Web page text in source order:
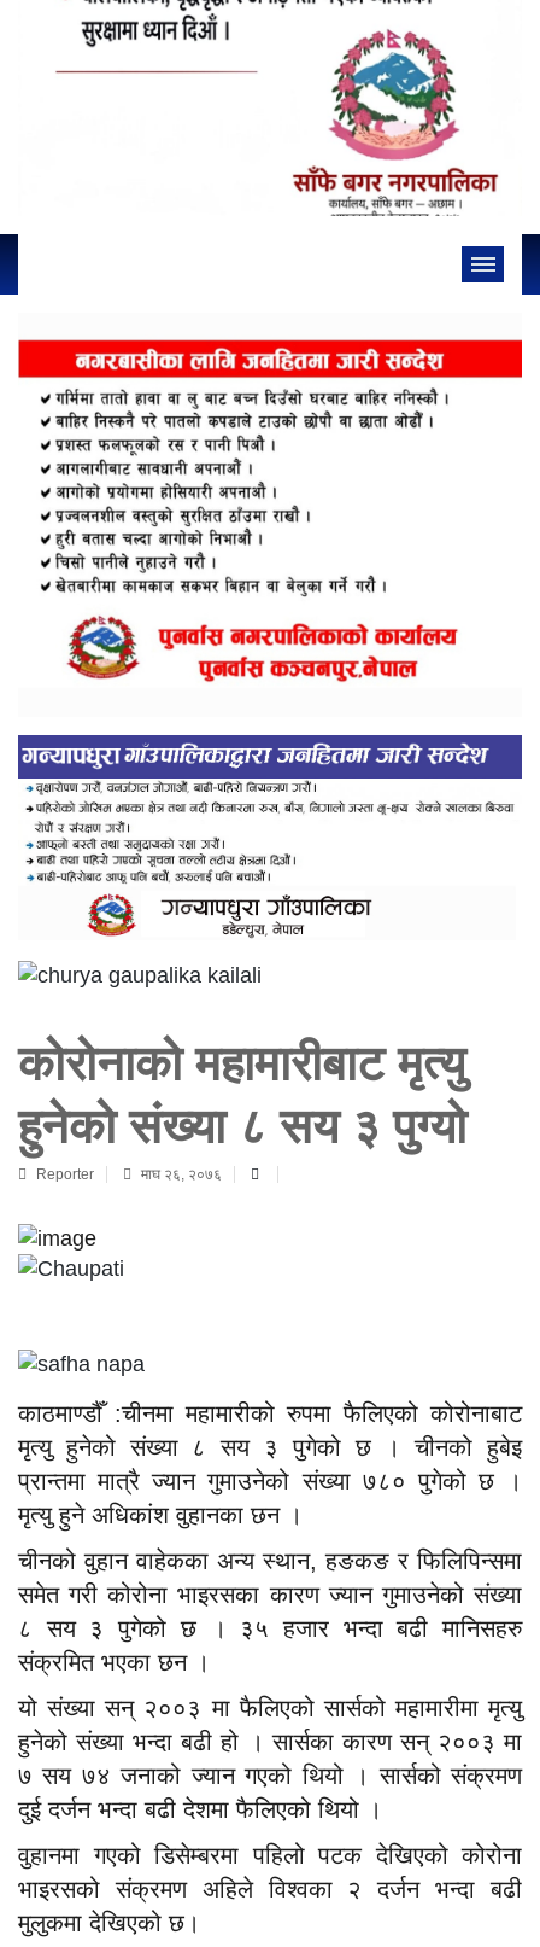
कोरोनाको महामारीबाट मृत्यु
हुनेको संख्या ८ सय ३ पुग्यो
Reporter माघ २६, २०७६
काठमाण्डौँ :चीनमा महामारीको रुपमा फैलिएको कोरोनाबाट
मृत्यु हुनेको संख्या ८ सय ३ पुगेको छ । चीनको हुबेइ
प्रान्तमा मात्रै ज्यान गुमाउनेको संख्या ७८० पुगेको छ ।
मृत्यु हुने अधिकांश वुहानका छन ।
चीनको वुहान वाहेकका अन्य स्थान, हङकङ र फिलिपिन्समा
समेत गरी कोरोना भाइरसका कारण ज्यान गुमाउनेको संख्या
८ सय ३ पुगेको छ । ३५ हजार भन्दा बढी मानिसहरु
संक्रमित भएका छन ।
यो संख्या सन् २००३ मा फैलिएको सार्सको महामारीमा मृत्यु
हुनेको संख्या भन्दा बढी हो । सार्सका कारण सन् २००३ मा
७ सय ७४ जनाको ज्यान गएको थियो । सार्सको संक्रमण
दुई दर्जन भन्दा बढी देशमा फैलिएको थियो ।
वुहानमा गएको डिसेम्बरमा पहिलो पटक देखिएको कोरोना
भाइरसको संक्रमण अहिले विश्वका २ दर्जन भन्दा बढी
मुलुकमा देखिएको छ।